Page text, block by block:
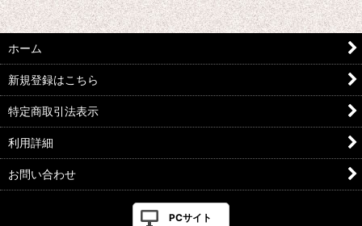
ホーム
新規登録はこちら
特定商取引法表示
利用詳細
お問い合わせ
PCサイト